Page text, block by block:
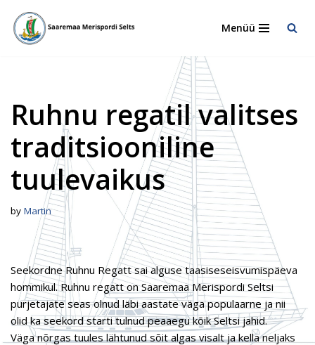
Skip
Menüü
Ruhnu regatil valitses
traditsiooniline
tuulevaikus
by Martin
Seekordne Ruhnu Regatt sai alguse taasiseseisvumispäeva
hommikul. Ruhnu regatt on Saaremaa Merispordi Seltsi
purjetajate seas olnud läbi aastate väga populaarne ja nii
olid ka seekord starti tulnud peaaegu kõik Seltsi jahid.
Väga nõrgas tuules lähtunud sõit algas visalt ja kella neljaks